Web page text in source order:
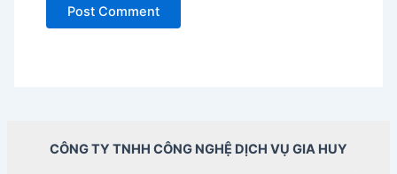
CÔNG TY TNHH CÔNG NGHỆ DỊCH VỤ GIA HUY